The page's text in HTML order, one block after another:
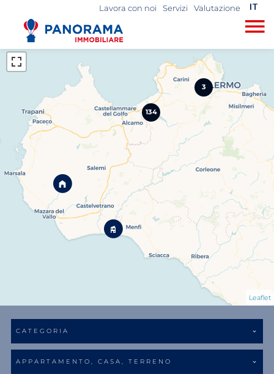
Lavora con noi Servizi Valutazione IT
3
134
Leaflet
CATEGORIA
APPARTAMENTO, CASA, TERRENO